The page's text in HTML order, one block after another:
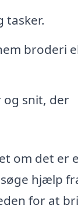
tasker.
broderi
og snit, der
om det er
hjælp
for at